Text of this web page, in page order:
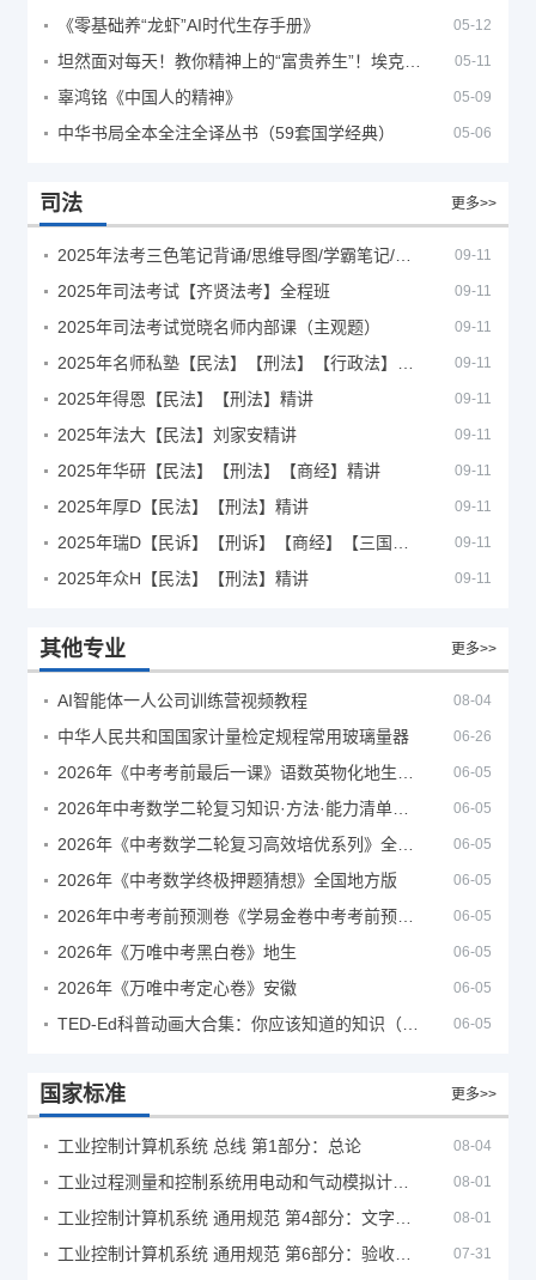
《零基础养“龙虾”AI时代生存手册》 05-12
05-11
辜鸿铭《中国人的精神》 05-09
中华书局全本全注全译丛书（59套国学经典） 05-06
司法 更多>>
09-11
2025年司法考试【齐贤法考】全程班 09-11
2025年司法考试觉晓名师内部课（主观题） 09-11
09-11
2025年得恩【民法】【刑法】精讲 09-11
2025年法大【民法】刘家安精讲 09-11
2025年华研【民法】【刑法】【商经】精讲 09-11
2025年厚D【民法】【刑法】精讲 09-11
09-11
2025年众H【民法】【刑法】精讲 09-11
其他专业 更多>>
AI智能体一人公司训练营视频教程 08-04
中华人民共和国国家计量检定规程常用玻璃量器 06-26
06-05
06-05
06-05
2026年《中考数学终极押题猜想》全国地方版 06-05
06-05
2026年《万唯中考黑白卷》地生 06-05
2026年《万唯中考定心卷》安徽 06-05
06-05
国家标准 更多>>
工业控制计算机系统 总线 第1部分：总论 08-04
08-01
08-01
07-31